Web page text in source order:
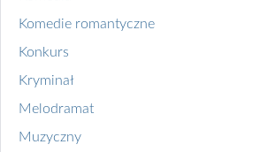
Komedie romantyczne
Konkurs
Kryminał
Melodramat
Muzyczny